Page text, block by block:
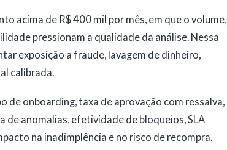
acima de R$ 400 mil por mês, em que o volume,
pressionam a qualidade da análise. Nessa
exposição a fraude, lavagem de dinheiro,
calibrada.
de onboarding, taxa de aprovação com ressalva,
de anomalias, efetividade de bloqueios, SLA
na inadimplência e no risco de recompra.